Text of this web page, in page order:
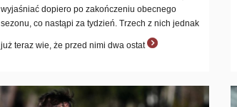
wyjaśniać dopiero po zakończeniu obecnego
sezonu, co nastąpi za tydzień. Trzech z nich jednak
już teraz wie, że przed nimi dwa ostat